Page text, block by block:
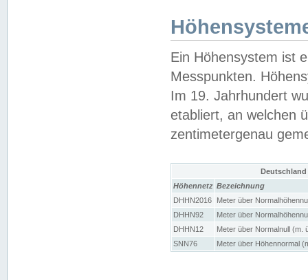
Ein Höhensystem ist
Messpunkten.
Im 19. Jahrhundert
etabliert, an welchen
zentimetergenau
Höhennetz Bezeichnung
DHHN2016
Meter über
DHHN92
Meter über
DHHN12
Meter über Normalnull (m.
SNN76
Meter über Höhennormal